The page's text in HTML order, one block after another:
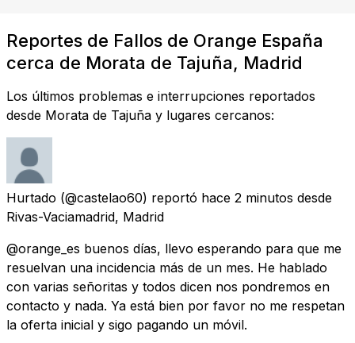
Reportes de Fallos de Orange España
cerca de Morata de Tajuña, Madrid
Los últimos problemas e interrupciones reportados
desde Morata de Tajuña y lugares cercanos:
Hurtado (@castelao60) reportó hace 2 minutos desde
Rivas-Vaciamadrid, Madrid
@orange_es buenos días, llevo esperando para que me
resuelvan una incidencia más de un mes. He hablado
con varias señoritas y todos dicen nos pondremos en
contacto y nada. Ya está bien por favor no me respetan
la oferta inicial y sigo pagando un móvil.